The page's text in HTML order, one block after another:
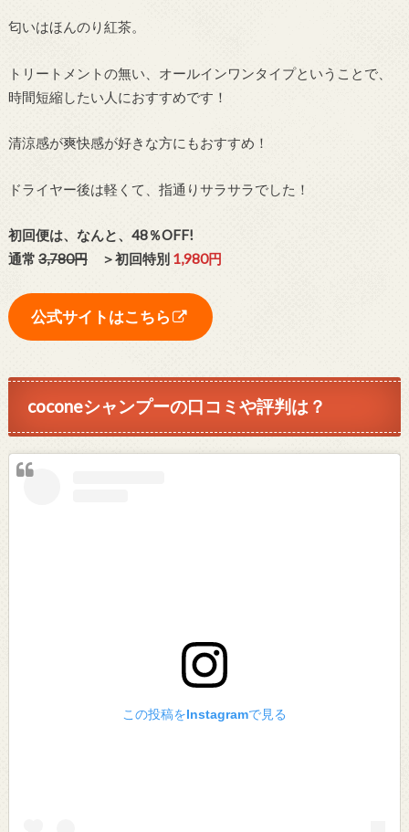
匂いはほんのり紅茶。
トリートメントの無い、オールインワンタイプということで、
時間短縮したい人におすすめです！
清涼感が爽快感が好きな方にもおすすめ！
ドライヤー後は軽くて、指通りサラサラでした！
初回便は、なんと、48％OFF!
通常 3,780円＞初回特別 1,980円
公式サイトはこちら
coconeシャンプーの口コミや評判は？
この投稿をInstagramで見る